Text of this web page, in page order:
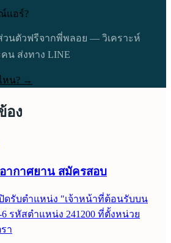
แอร์?
นตัวฟรีจากพี่พลอย — วิเคราะห์
น ส่งทาง LINE
หน? →
อง
ากาศยาน สมัครสอบ
ดรับตำแหน่ง "เจ้าหน้าที่ต้อนรับบน
รหัสตำแหน่ง 241200 ที่ตั้งหน่วย
า